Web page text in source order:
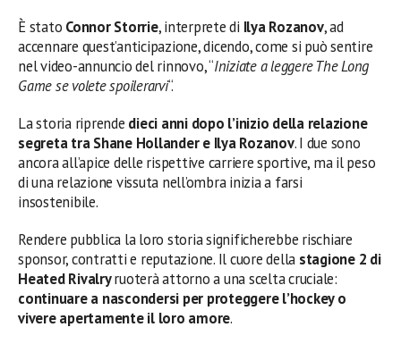
È stato Connor Storrie, interprete di Ilya Rozanov, ad
accennare quest’anticipazione, dicendo, come si può sentire
nel video-annuncio del rinnovo, “Iniziate a leggere The Long
Game se volete spoilerarvi“.
La storia riprende dieci anni dopo l’inizio della relazione
segreta tra Shane Hollander e Ilya Rozanov. I due sono
ancora all’apice delle rispettive carriere sportive, ma il peso
di una relazione vissuta nell’ombra inizia a farsi
insostenibile.
Rendere pubblica la loro storia significherebbe rischiare
sponsor, contratti e reputazione. Il cuore della stagione 2 di
Heated Rivalryruoterà attorno a una scelta cruciale:
continuare a nascondersi per proteggere l’hockey o
vivere apertamente il loro amore.